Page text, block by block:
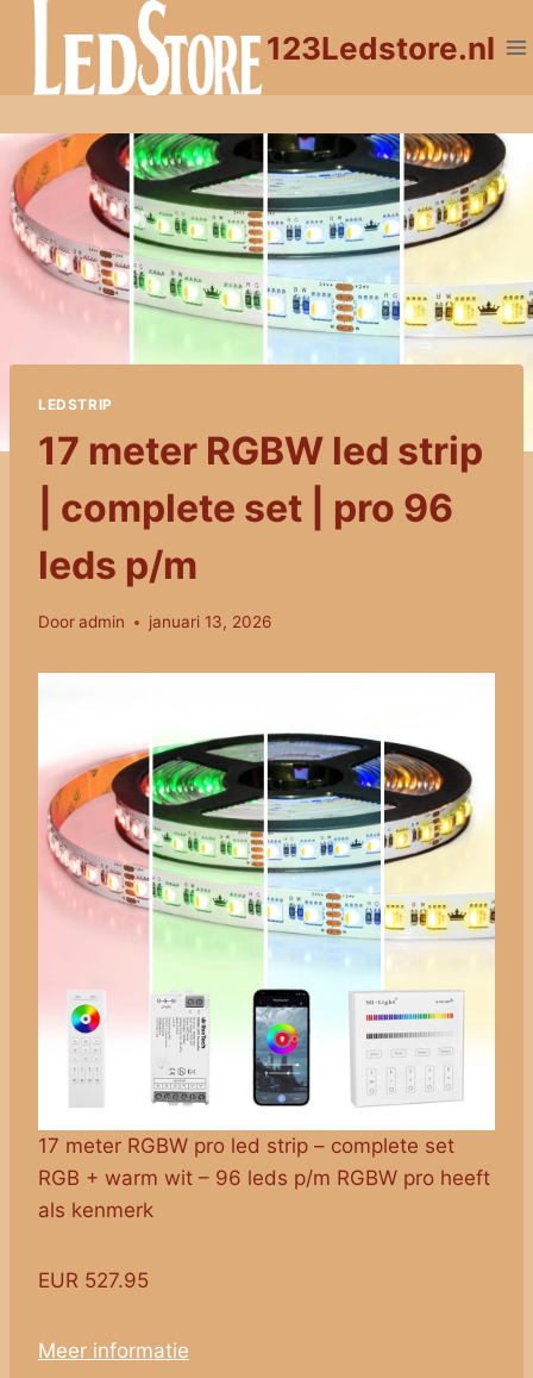
Doorgaan
inhoud
123Ledstore.nl
LEDSTRIP
17 meter RGBW led strip
| complete set | pro 96
leds p/m
Dooradmin januari 13, 2026
17 meter RGBW pro led strip – complete set
RGB + warm wit – 96 leds p/m RGBW pro heeft
als kenmerk
EUR 527.95
Meer informatie